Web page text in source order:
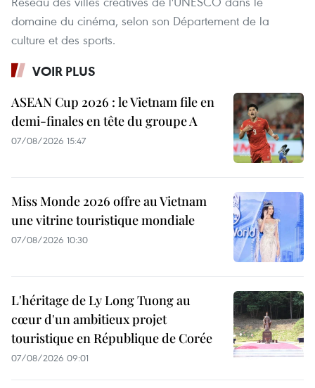
domaine du cinéma, selon son Département de la
culture et des sports.
VOIR PLUS
ASEAN Cup 2026 : le Vietnam file en
demi-finales en tête du groupe A
07/08/2026 15:47
Miss Monde 2026 offre au Vietnam
une vitrine touristique mondiale
07/08/2026 10:30
L'héritage de Ly Long Tuong au
cœur d'un ambitieux projet
touristique en République de Corée
07/08/2026 09:01